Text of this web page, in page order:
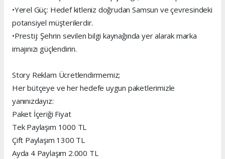
•Yerel Güç: Hedef kitleniz doğrudan Samsun ve çevresindeki
potansiyel müşterilerdir.
•Prestij: Şehrin sevilen bilgi kaynağında yer alarak marka
imajınızı güçlendirin.
Story Reklam Ücretlendirmemiz;
Her bütçeye ve her hedefe uygun paketlerimizle
yanınızdayız:
Paket İçeriği Fiyat
Tek Paylaşım 1000 TL
Çift Paylaşım 1300 TL
Ayda 4 Paylaşım 2.000 TL